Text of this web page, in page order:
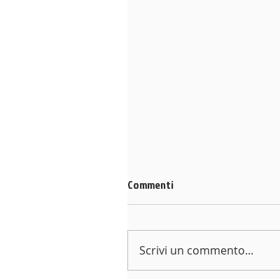
Commenti
Scrivi un commento...